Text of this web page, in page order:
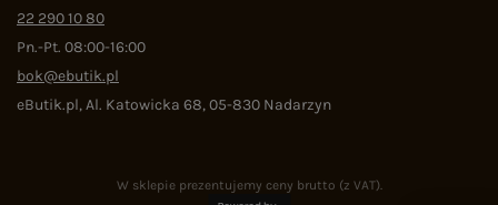
22 290 10 80
Pn.-Pt. 08:00-16:00
bok@ebutik.pl
eButik.pl,Al. Katowicka 68,05-830 Nadarzyn
W sklepie prezentujemy ceny brutto (z VAT).